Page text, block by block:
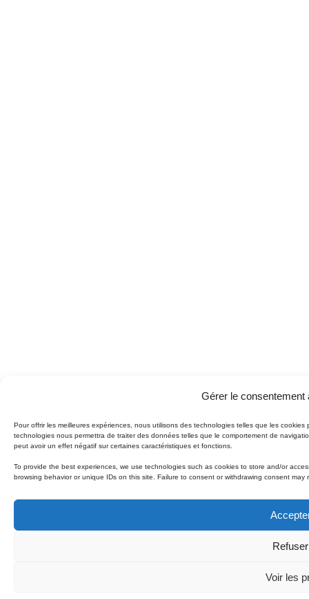
Gérer le
Pour offrir les meilleures expériences, nous utilisons des technologies telles que les
technologies nous permettra de traiter des données telles que le comportement de
peut avoir un effet négatif sur certaines caractéristiques et fonctions.
To provide the best experiences, we use technologies such as cookies to store and/or
browsing behavior or unique IDs on this site. Failure to consent or withdrawing consent
Voir les